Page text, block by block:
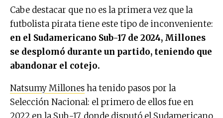
Cabe destacar que no es la primera vez que la
futbolista pirata tiene este tipo de inconveniente:
en el Sudamericano Sub-17 de 2024, Millones
se desplomó durante un partido, teniendo que
abandonar el cotejo.
Natsumy Millonesha tenido pasos por la
Selección Nacional: el primero de ellos fue en
2022 en la Sub-17, donde disputó el Sudamericano